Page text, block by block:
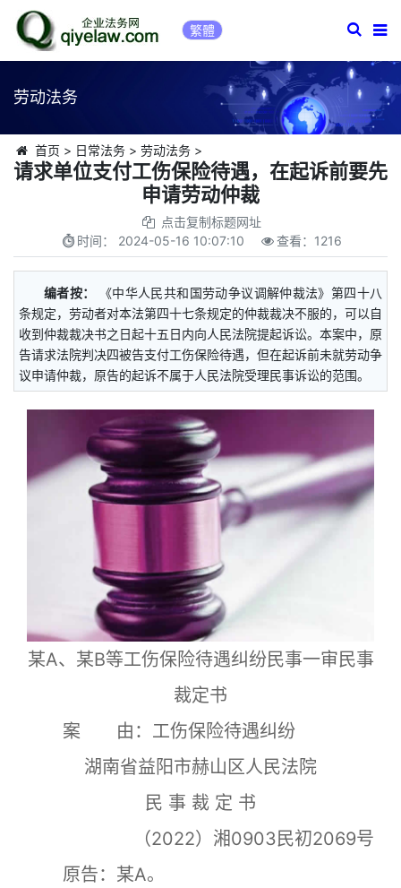
繁體
劳动法务
首页 > 日常法务> 劳动法务>
请求单位支付工伤保险待遇，在起诉前要先
申请劳动仲裁
点击复制标题网址
时间： 2024-05-16 10:07:10 查看： 1216
编者按：
《中华人民共和国劳动争议调解仲裁法》第四十八
条规定，劳动者对本法第四十七条规定的仲裁裁决不服的，可以自
收到仲裁裁决书之日起十五日内向人民法院提起诉讼。本案中，原
告请求法院判决四被告支付工伤保险待遇，但在起诉前未就劳动争
议申请仲裁，原告的起诉不属于人民法院受理民事诉讼的范围。
某A、某B等工伤保险待遇纠纷民事一审民事
裁定书
案 由：工伤保险待遇纠纷
湖南省益阳市赫山区人民法院
民 事 裁 定 书
（2022）湘0903民初2069号
原告：某A。